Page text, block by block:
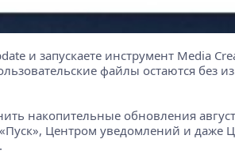
и запускаете инструмент Media
файлы остаются
накопительные обновления
Центром уведомлений и даже